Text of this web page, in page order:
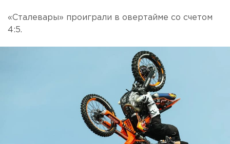
«Сталевары» проиграли в овертайме со счетом
4:5.